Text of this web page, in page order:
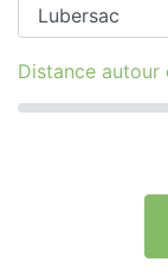
Distance autour